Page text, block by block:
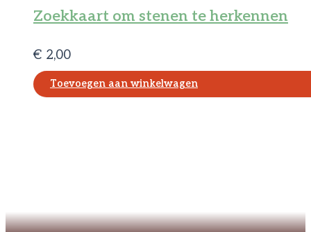
Zoekkaart om stenen te herkennen
€ 2,00
Toevoegen aan winkelwagen